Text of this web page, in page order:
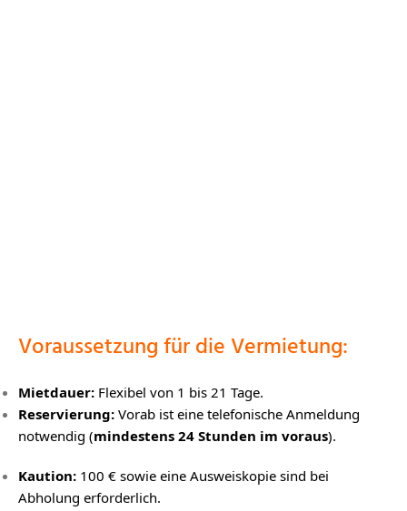
Voraussetzung für die Vermietung:
Mietdauer: Flexibel von 1 bis 21 Tage.
Reservierung: Vorab ist eine telefonische Anmeldung
notwendig (mindestens 24 Stunden im voraus).
Kaution: 100 € sowie eine Ausweiskopie sind bei
Abholung erforderlich.